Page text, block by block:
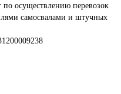
по осуществлению перевозок
самосвалами и штучных